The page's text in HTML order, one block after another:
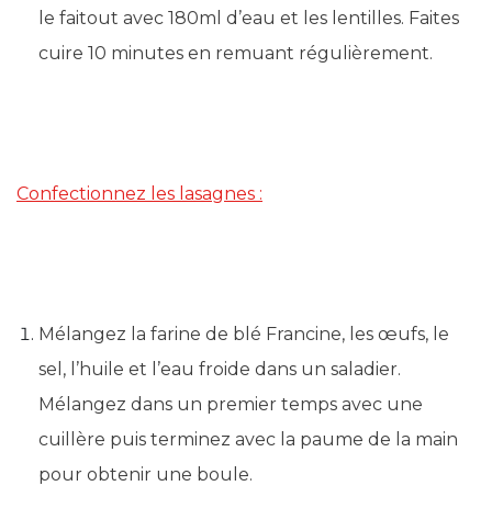
le faitout avec 180ml d’eau et les lentilles. Faites
cuire 10 minutes en remuant régulièrement.
Confectionnez les lasagnes :
Mélangez la farine de blé Francine, les œufs, le
sel, l’huile et l’eau froide dans un saladier.
Mélangez dans un premier temps avec une
cuillère puis terminez avec la paume de la main
pour obtenir une boule.